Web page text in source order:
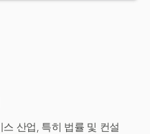
산업, 특히 법률 및 컨설